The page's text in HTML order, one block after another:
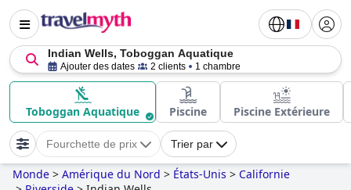
Indian Wells, Toboggan Aquatique
Ajouter des dates 2 clients 1 chambre
Toboggan Aquatique Piscine Piscine Extérieure
Fourchette de prix Trier par
Monde > Amérique du Nord > États-Unis > Californie